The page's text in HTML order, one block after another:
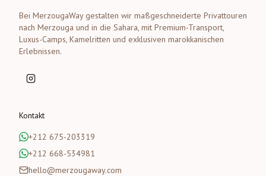
Bei MerzougaWay gestalten wir maßgeschneiderte Privattouren
nach Merzouga und in die Sahara, mit Premium-Transport,
Luxus-Camps, Kamelritten und exklusiven marokkanischen
Erlebnissen.
Kontakt
+212 675-203319
+212 668-534981
hello@merzougaway.com